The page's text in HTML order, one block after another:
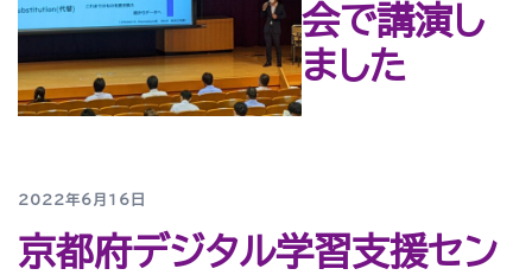
会で講演し
ました
2022年6月16日
京都府デジタル学習支援セン